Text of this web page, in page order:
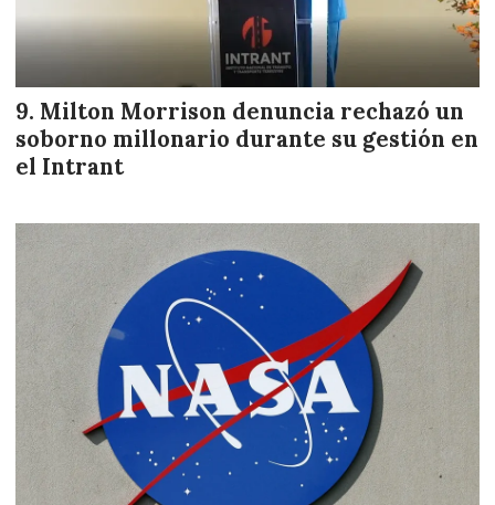
Milton Morrison denuncia rechazó un
soborno millonario durante su gestión en
el Intrant